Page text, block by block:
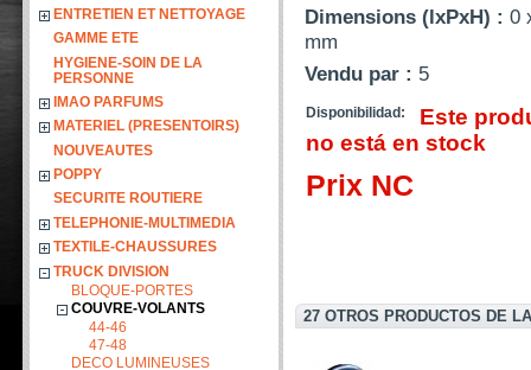
ENTRETIEN ET NETTOYAGE
GAMME ETE
HYGIENE-SOIN DE LA
PERSONNE
IMAO PARFUMS
MATERIEL (PRESENTOIRS)
NOUVEAUTES
POPPY
SECURITE ROUTIERE
TELEPHONIE-MULTIMEDIA
TEXTILE-CHAUSSURES
TRUCK DIVISION
BLOQUE-PORTES
COUVRE-VOLANTS
44-46
47-48
DECO LUMINEUSES
Dimensions (lxPxH) :0
mm
Vendu par : 5
Disponibilidad:
Este
no está en stock
Prix NC
27 OTROS PRODUCTOS DE